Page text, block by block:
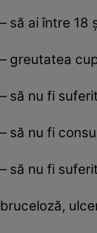
– să ai între 18
– greutatea
– să nu fi
– să nu fi
– să nu fi
bruceloză,